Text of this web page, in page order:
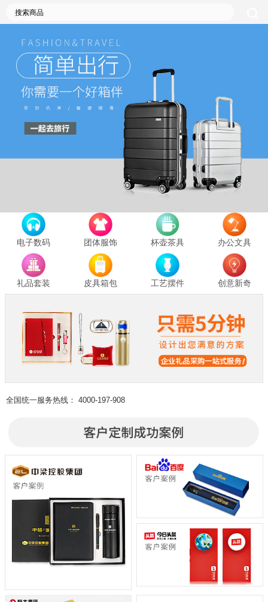
电子数码 团体服饰 杯壶茶具 办公文具
礼品套装 皮具箱包 工艺摆件 创意新奇
全国统一服务热线： 4000-197-908